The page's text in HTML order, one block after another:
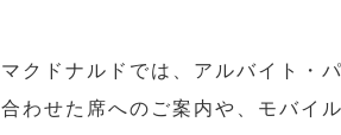
マクドナルドでは、アルバイト・
合わせた席へのご案内や、モバイ